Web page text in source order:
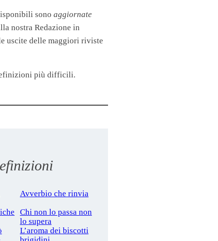
sono aggiornate
nostra Redazione in
uscite delle maggiori riviste
più difficili.
Avverbio che rinvia
Chi non lo passa non
lo supera
L’aroma dei biscotti